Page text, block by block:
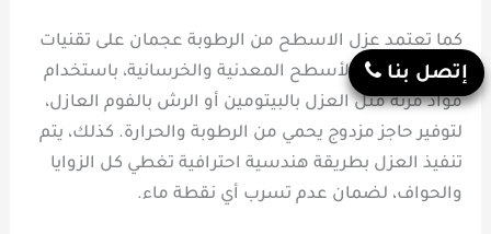
كما تعتمد عزل الاسطح من الرطوبة عجمان على تقنيات
متقدمة لعزل الأسطح المعدنية والخرسانية، باستخدام
مواد مرنة مثل العزل بالبيتومين أو الرش بالفوم العازل،
لتوفير حاجز مزدوج يحمي من الرطوبة والحرارة. كذلك، يتم
تنفيذ العزل بطريقة هندسية احترافية تغطي كل الزوايا
والحواف، لضمان عدم تسرب أي نقطة ماء.
إتصل بنا